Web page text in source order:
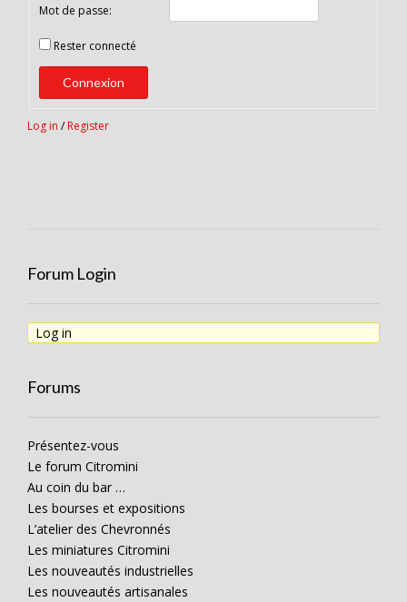
Mot de passe:
Rester connecté
Connexion
Log in / Register
Forum Login
Log in
Forums
Présentez-vous
Le forum Citromini
Au coin du bar …
Les bourses et expositions
L’atelier des Chevronnés
Les miniatures Citromini
Les nouveautés industrielles
Les nouveautés artisanales